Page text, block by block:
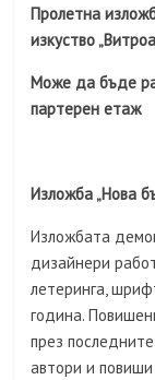
Пролетна
изкуство
Може да бъде
партерен етаж
Изложба „Нова
Изложбата
дизайнери
летеринга,
година.
през
автори и